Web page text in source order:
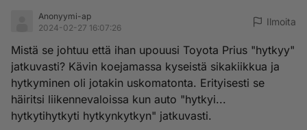
Anonyymi-ap
2024-02-27 16:07:26
Ilmoita
Mistä se johtuu että ihan upouusi Toyota Prius "hytkyy"
jatkuvasti? Kävin koejamassa kyseistä sikakiikkua ja
hytkyminen oli jotakin uskomatonta. Erityisesti se
häiritsi liikennevaloissa kun auto "hytkyi...
hytkytihytkyti hytkynkytkyn" jatkuvasti.